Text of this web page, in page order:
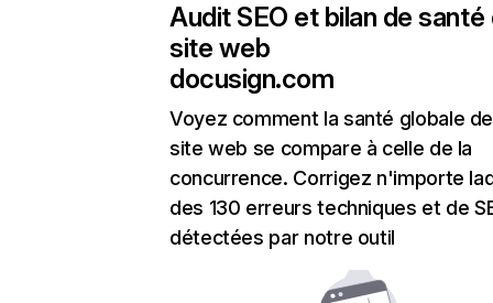
Audit SEO et bilan de santé
site web
docusign.com
Voyez comment la santé globale
site web se compare à celle de la
concurrence. Corrigez n'importe
des 130 erreurs techniques et de
détectées par notre outil